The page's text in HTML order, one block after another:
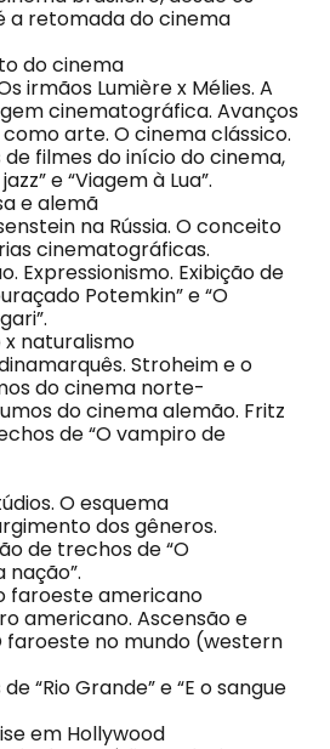
a retomada do cinema
do cinema
irmãos Lumière x Mélies. A
cinematográfica. Avanços
arte. O cinema clássico.
filmes do início do cinema,
e “Viagem à Lua”.
e alemã
na Rússia. O conceito
cinematográficas.
Expressionismo. Exibição de
Potemkin” e “O
x naturalismo
Stroheim e o
do cinema norte-
do cinema alemão. Fritz
de “O vampiro de
O esquema
dos gêneros.
de trechos de “O
faroeste americano
americano. Ascensão e
faroeste no mundo (western
“Rio Grande” e “E o sangue
em Hollywood